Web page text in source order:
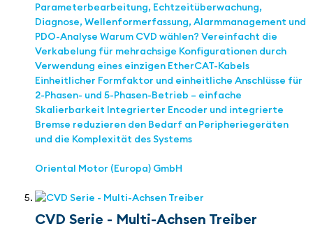
Parameterbearbeitung, Echtzeitüberwachung,
Diagnose, Wellenformerfassung, Alarmmanagement und
PDO-Analyse Warum CVD wählen? Vereinfacht die
Verkabelung für mehrachsige Konfigurationen durch
Verwendung eines einzigen EtherCAT-Kabels
Einheitlicher Formfaktor und einheitliche Anschlüsse für
2-Phasen- und 5-Phasen-Betrieb – einfache
Skalierbarkeit Integrierter Encoder und integrierte
Bremse reduzieren den Bedarf an Peripheriegeräten
und die Komplexität des Systems
Oriental Motor (Europa) GmbH
CVD Serie - Multi-Achsen Treiber